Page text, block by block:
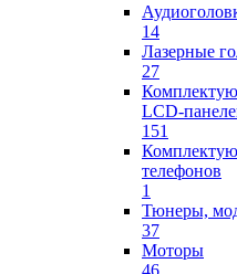
14
Лазерные
27
LCD-
151
телефонов
1
Тюнеры,
37
Моторы
46